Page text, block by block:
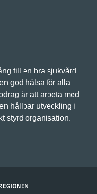
till en bra sjukvård
god hälsa för alla i
är att arbeta med
hållbar utveckling i
styrd organisation.